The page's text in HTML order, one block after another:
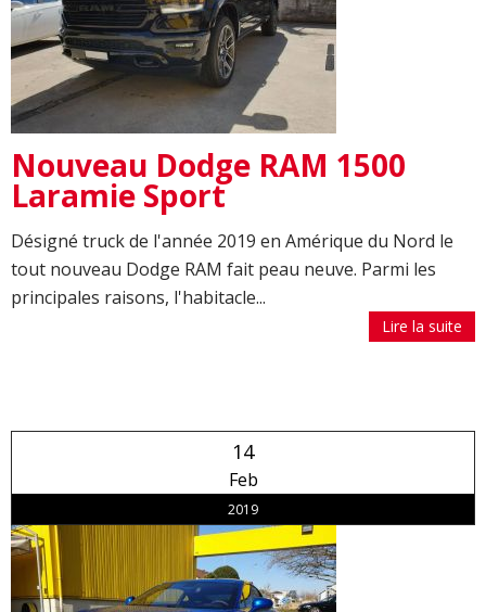
Nouveau Dodge RAM 1500
Laramie Sport
Désigné truck de l'année 2019 en Amérique du Nord le
tout nouveau Dodge RAM fait peau neuve. Parmi les
principales raisons, l'habitacle...
Lire la suite
14
Feb
2019